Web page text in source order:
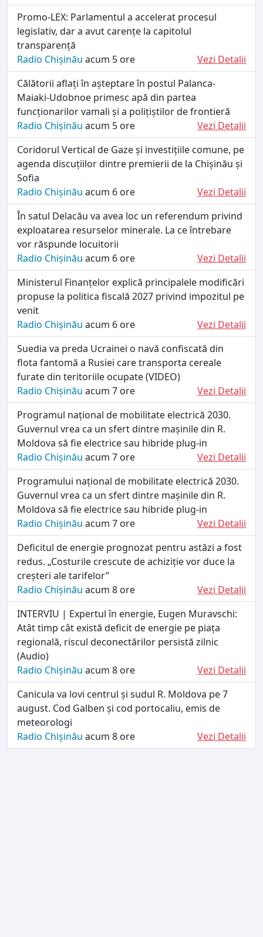
Promo-LEX: Parlamentul a accelerat procesul
legislativ, dar a avut carențe la capitolul
transparență
Radio Chișinău acum 5 ore
Vezi Detalii
Călătorii aflați în așteptare în postul Palanca-
Maiaki-Udobnoe primesc apă din partea
funcționarilor vamali și a polițiștilor de frontieră
Radio Chișinău acum 5 ore
Vezi Detalii
Coridorul Vertical de Gaze și investițiile comune, pe
agenda discuțiilor dintre premierii de la Chișinău și
Sofia
Radio Chișinău acum 6 ore
Vezi Detalii
În satul Delacău va avea loc un referendum privind
exploatarea resurselor minerale. La ce întrebare
vor răspunde locuitorii
Radio Chișinău acum 6 ore
Vezi Detalii
Ministerul Finanțelor explică principalele modificări
propuse la politica fiscală 2027 privind impozitul pe
venit
Radio Chișinău acum 6 ore
Vezi Detalii
Suedia va preda Ucrainei o navă confiscată din
flota fantomă a Rusiei care transporta cereale
furate din teritoriile ocupate (VIDEO)
Radio Chișinău acum 7 ore
Vezi Detalii
Programul național de mobilitate electrică 2030.
Guvernul vrea ca un sfert dintre mașinile din R.
Moldova să fie electrice sau hibride plug-in
Radio Chișinău acum 7 ore
Vezi Detalii
Programului național de mobilitate electrică 2030.
Guvernul vrea ca un sfert dintre mașinile din R.
Moldova să fie electrice sau hibride plug-in
Radio Chișinău acum 7 ore
Vezi Detalii
Deficitul de energie prognozat pentru astăzi a fost
redus. „Costurile crescute de achiziție vor duce la
creșteri ale tarifelor”
Radio Chișinău acum 8 ore
Vezi Detalii
INTERVIU | Expertul în energie, Eugen Muravschi:
Atât timp cât există deficit de energie pe piața
regională, riscul deconectărilor persistă zilnic
(Audio)
Radio Chișinău acum 8 ore
Vezi Detalii
Canicula va lovi centrul și sudul R. Moldova pe 7
august. Cod Galben și cod portocaliu, emis de
meteorologi
Radio Chișinău acum 8 ore Vezi Detalii